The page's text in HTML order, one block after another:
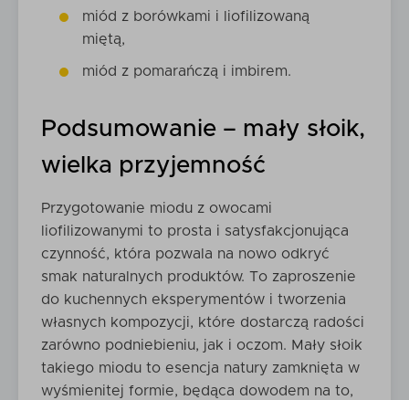
miód z borówkami i liofilizowaną
miętą,
miód z pomarańczą i imbirem.
Podsumowanie – mały słoik,
wielka przyjemność
Przygotowanie miodu z owocami
liofilizowanymi to prosta i satysfakcjonująca
czynność, która pozwala na nowo odkryć
smak naturalnych produktów. To zaproszenie
do kuchennych eksperymentów i tworzenia
własnych kompozycji, które dostarczą radości
zarówno podniebieniu, jak i oczom. Mały słoik
takiego miodu to esencja natury zamknięta w
wyśmienitej formie, będąca dowodem na to,